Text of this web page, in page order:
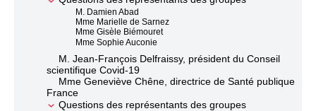
M. Damien Abad
Mme Marielle de Sarnez
Mme Gisèle Biémouret
Mme Sophie Auconie
M. Jean-François Delfraissy, président du Conseil
scientifique Covid-19
Mme Geneviève Chêne, directrice de Santé publique
France
Questions des représentants des groupes